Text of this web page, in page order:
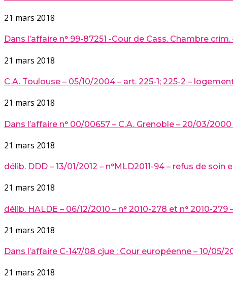
21 mars 2018
Dans l’affaire n° 99-87251 -Cour de Cass. Chambre
21 mars 2018
C.A. Toulouse – 05/10/2004 – art. 225-1; 225-2 –
21 mars 2018
Dans l’affaire n° 00/00657 – C.A. Grenoble – 20/03/
21 mars 2018
délib. DDD – 13/01/2012 – n°MLD2011-94 – refus de
21 mars 2018
délib. HALDE – 06/12/2010 – n° 2010-278 et n° 2010-
21 mars 2018
Dans l’affaire C-147/08 cjue : Cour européenne – 10/
21 mars 2018